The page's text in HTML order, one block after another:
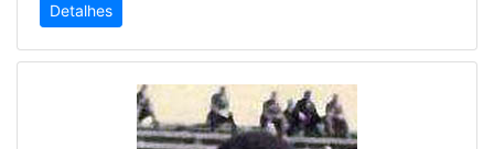
Detalhes